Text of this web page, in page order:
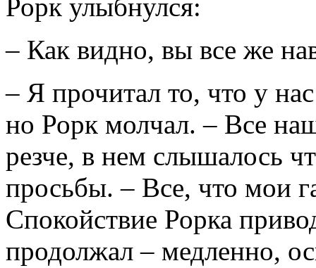
Рорк улыбнулся:
– Как видно, вы все же
– Я прочитал то, что у
но Рорк молчал. – Все
резче, в нем слышалось
просьбы. – Все, что мои
Спокойствие Рорка
продолжал – медленно,